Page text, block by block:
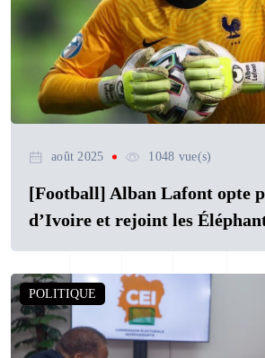
août 2025 1048 vue(s)
[Football] Alban Lafont opte
d’Ivoire et rejoint les
POLITIQUE